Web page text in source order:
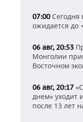
07:00Сегодня
ожидается до
06 авг, 20:53
Монголии
Восточном
06 авг, 20:17
днем» уходит
после 13 лет